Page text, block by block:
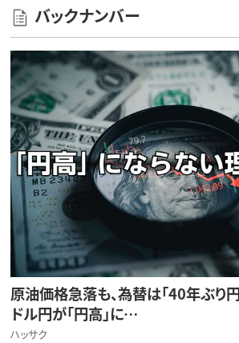
バックナンバー
原油価格急落も、為替は「40年ぶり
ドル円が「円高」に…
ハッサク